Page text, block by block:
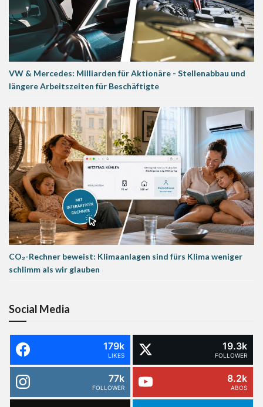
VW & Mercedes: Milliarden für Aktionäre - Stellenabbau und
längere Arbeitszeiten für Beschäftigte
CO₂-Rechner beweist: Klimaanlagen sind fürs Klima weniger
schlimm als wir glauben
Social Media
179k
LIKES
19.3k
FOLLOWER
77k
FOLLOWER
8.2k
ABOS